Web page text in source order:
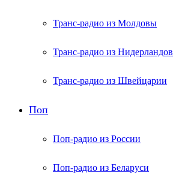
Транс-радио из Молдовы
Транс-радио из Нидерландов
Транс-радио из Швейцарии
Поп
Поп-радио из России
Поп-радио из Беларуси